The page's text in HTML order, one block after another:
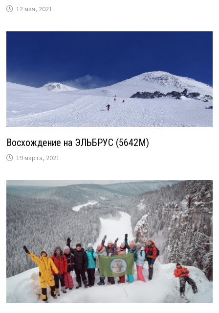
12 мая, 2021
Восхождение на ЭЛЬБРУС (5642М)
19 марта, 2021